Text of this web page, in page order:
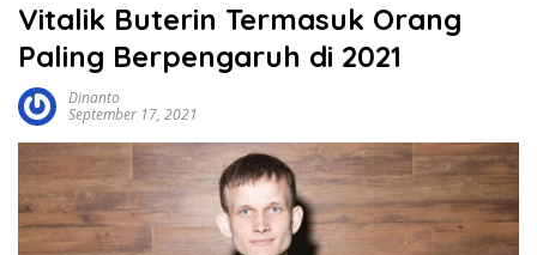
Vitalik Buterin Termasuk Orang
Paling Berpengaruh di 2021
Dinanto
September 17, 2021